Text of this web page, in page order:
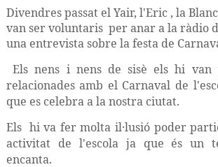
Divendres passat el Yair, l'Eric , la
van ser voluntaris per anar a la ràdio
una entrevista sobre la festa de
Els nens i nens de sisè els hi van
relacionades amb el Carnaval de
que es celebra a la nostra ciutat.
Els hi va fer molta il·lusió poder
activitat de l'escola ja que és un
encanta.